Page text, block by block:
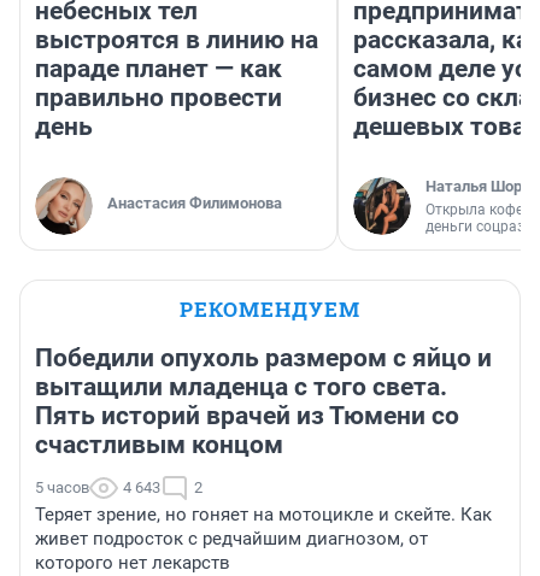
небесных тел
выстроятся в линию на
параде планет — как
правильно провести
день
Анастасия Филимонова
рассказала,
самом деле
бизнес со
дешевых
Наталья
Открыла
деньги
РЕКОМЕНДУЕМ
Победили опухоль размером с яйцо и
вытащили младенца с того света.
Пять историй врачей из Тюмени со
счастливым концом
5 часов 4 643 2
Теряет зрение, но гоняет на мотоцикле и скейте. Как
живет подросток с редчайшим диагнозом, от
которого нет лекарств